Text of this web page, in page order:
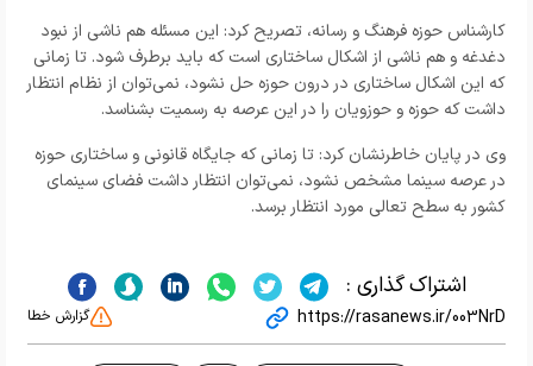
کارشناس حوزه فرهنگ و رسانه، تصریح کرد: این مسئله هم ناشی از نبود
دغدغه و هم ناشی از اشکال ساختاری است که باید برطرف شود. تا زمانی
که این اشکال ساختاری در درون حوزه حل نشود، نمی‌توان از نظام انتظار
داشت که حوزه و حوزویان را در این عرصه به رسمیت بشناسد.
وی در پایان خاطرنشان کرد: تا زمانی که جایگاه قانونی و ساختاری حوزه
در عرصه سینما مشخص نشود، نمی‌توان انتظار داشت فضای سینمای
کشور به سطح تعالی مورد انتظار برسد.
اشتراک گذاری :
https://rasanews.ir/003NrD گزارش خطا